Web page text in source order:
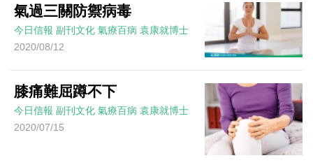
氣過三關防禦病毒
今日信報 副刊文化 氣療百病 袁康就博士
2020/08/12
膝痛難屈蹲不下
今日信報 副刊文化 氣療百病 袁康就博士
2020/07/15